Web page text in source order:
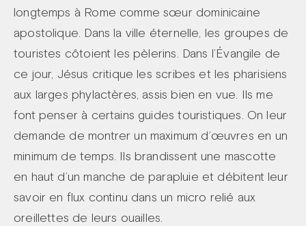
longtemps à Rome comme sœur dominicaine
apostolique. Dans la ville éternelle, les groupes de
touristes côtoient les pèlerins. Dans l’Évangile de
ce jour, Jésus critique les scribes et les pharisiens
aux larges phylactères, assis bien en vue. Ils me
font penser à certains guides touristiques. On leur
demande de montrer un maximum d’œuvres en un
minimum de temps. Ils brandissent une mascotte
en haut d’un manche de parapluie et débitent leur
savoir en flux continu dans un micro relié aux
oreillettes de leurs ouailles.